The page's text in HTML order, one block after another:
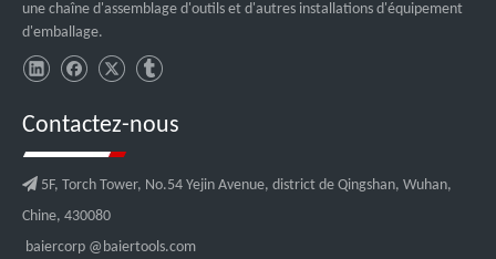
une chaîne d'assemblage d'outils et d'autres installations d'équipement
d'emballage.
Contactez-nous
 5F, Torch Tower, No.54 Yejin Avenue, district de Qingshan, Wuhan,
Chine, 430080
baiercorp @baiertools.com